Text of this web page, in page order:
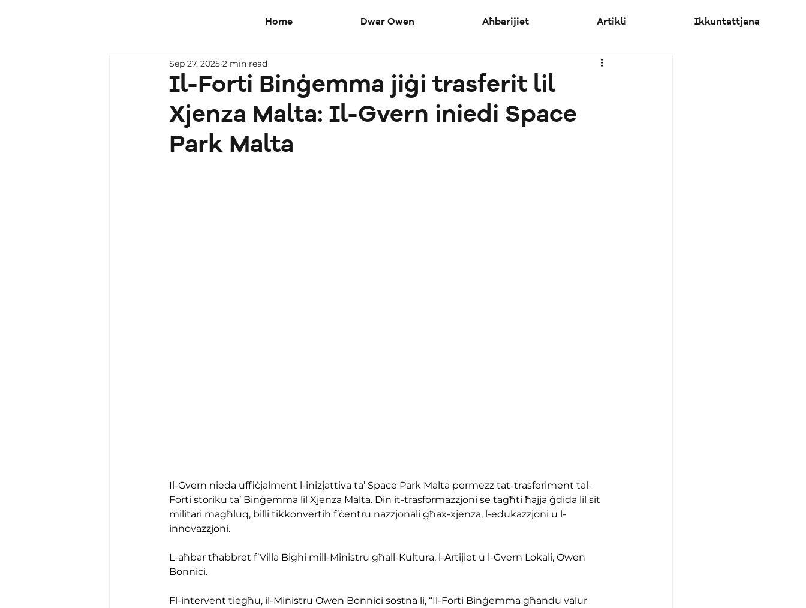
Home Dwar Owen Aħbarijiet Artikli Ikkuntattjana
Il-Forti Binġemma jiġi trasferit lil
Xjenza Malta: Il-Gvern iniedi Space
Park Malta
Sep 27, 2025 2 min read
Il-Gvern nieda uffiċjalment l-inizjattiva ta’ Space Park Malta permezz tat-trasferiment tal-
Forti storiku ta’ Binġemma lil Xjenza Malta. Din it-trasformazzjoni se tagħti ħajja ġdida lil sit
militari magħluq, billi tikkonvertih f’ċentru nazzjonali għax-xjenza, l-edukazzjoni u l-
innovazzjoni.
L-aħbar tħabbret f’Villa Bighi mill-Ministru għall-Kultura, l-Artijiet u l-Gvern Lokali, Owen
Bonnici.
Fl-intervent tiegħu, il-Ministru Owen Bonnici sostna li, “Il-Forti Binġemma għandu valur